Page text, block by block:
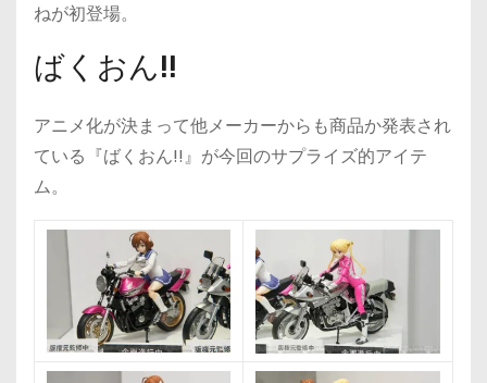
ねが初登場。
ばくおん!!
アニメ化が決まって他メーカーからも商品か発表され
ている『ばくおん!!』が今回のサプライズ的アイテ
ム。